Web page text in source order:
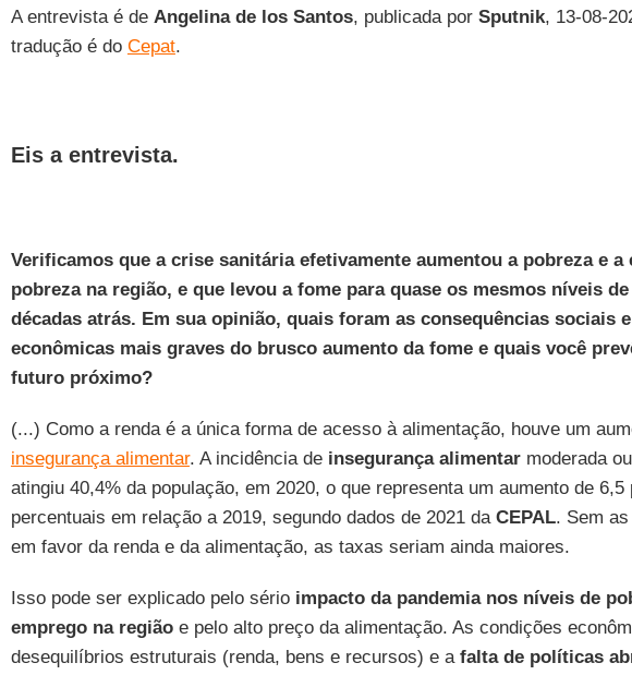
A entrevista é de Angelina de los Santos, publicada por Sputnik, 13-08-
tradução é do Cepat.
Eis a entrevista.
Verificamos que a crise sanitária efetivamente aumentou a pobreza e a
pobreza na região, e que levou a fome para quase os mesmos níveis
décadas atrás. Em sua opinião, quais foram as consequências sociais e
econômicas mais graves do brusco aumento da fome e quais você
futuro próximo?
(...) Como a renda é a única forma de acesso à alimentação, houve um
insegurança alimentar. A incidência deinsegurança alimentarmoderada
atingiu 40,4% da população, em 2020, o que representa um aumento de 6,5
percentuais em relação a 2019, segundo dados de 2021 da CEPAL. Sem
em favor da renda e da alimentação, as taxas seriam ainda maiores.
Isso pode ser explicado pelo sério impacto da pandemia nos níveis de
emprego na regiãoe pelo alto preço da alimentação. As condições
desequilíbrios estruturais (renda, bens e recursos) e a falta de políticas